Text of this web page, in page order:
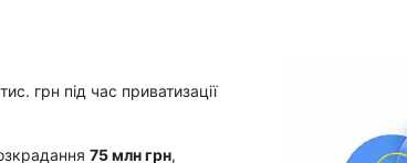
грн під час приватизації
75 млн грн,